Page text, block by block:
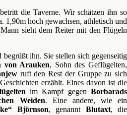
die Taverne. Wir schätzen ihn so
1,90m hoch gewachsen, athletisch und
sieht dem Reiter mit den Flügeln
begrüßt ihn. Sie stellen sich gegenseitig
von Arauken, Sohn des Geflügelten,
ruft den Rest der Gruppe zu sich
erzählt. Eines davon ist die
im Kampf gegen Borbarads
Weiden. Eine andere, wie ein
Björnson, genannt Blutaxt, die